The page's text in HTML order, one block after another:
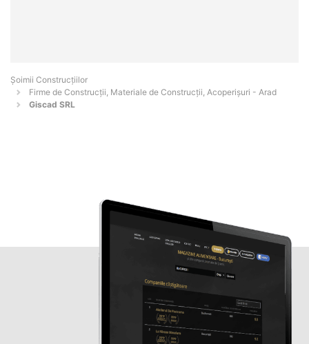
Șoimii Construcțiilor
Firme de Construcții, Materiale de Construcții, Acoperișuri - Arad
Giscad SRL